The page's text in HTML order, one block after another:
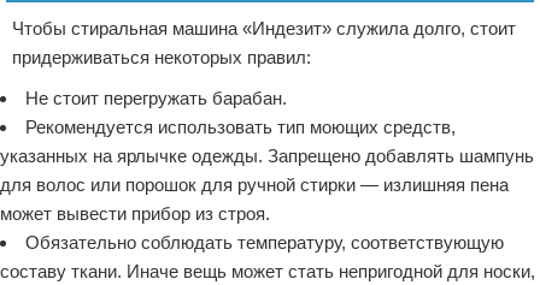
Чтобы стиральная машина «Индезит» служила долго, стоит
придерживаться некоторых правил:
Не стоит перегружать барабан.
Рекомендуется использовать тип моющих средств,
указанных на ярлычке одежды. Запрещено добавлять шампунь
для волос или порошок для ручной стирки — излишняя пена
может вывести прибор из строя.
Обязательно соблюдать температуру, соответствующую
составу ткани. Иначе вещь может стать непригодной для носки,